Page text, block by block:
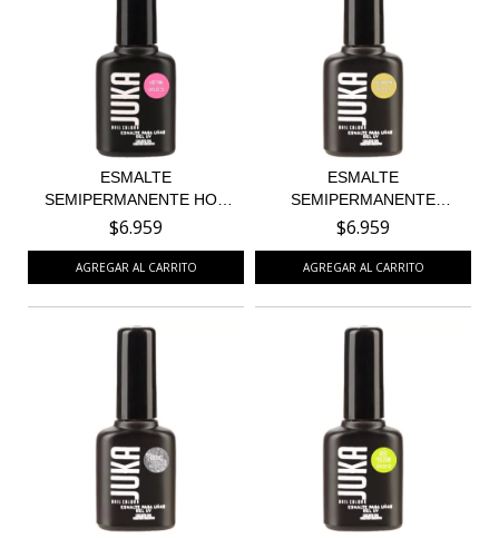
ESMALTE
SEMIPERMANENTE HOT
PINK 55
$6.959
ESMALTE
SEMIPERMANENTE
YELLOW CAKE 37
$6.959